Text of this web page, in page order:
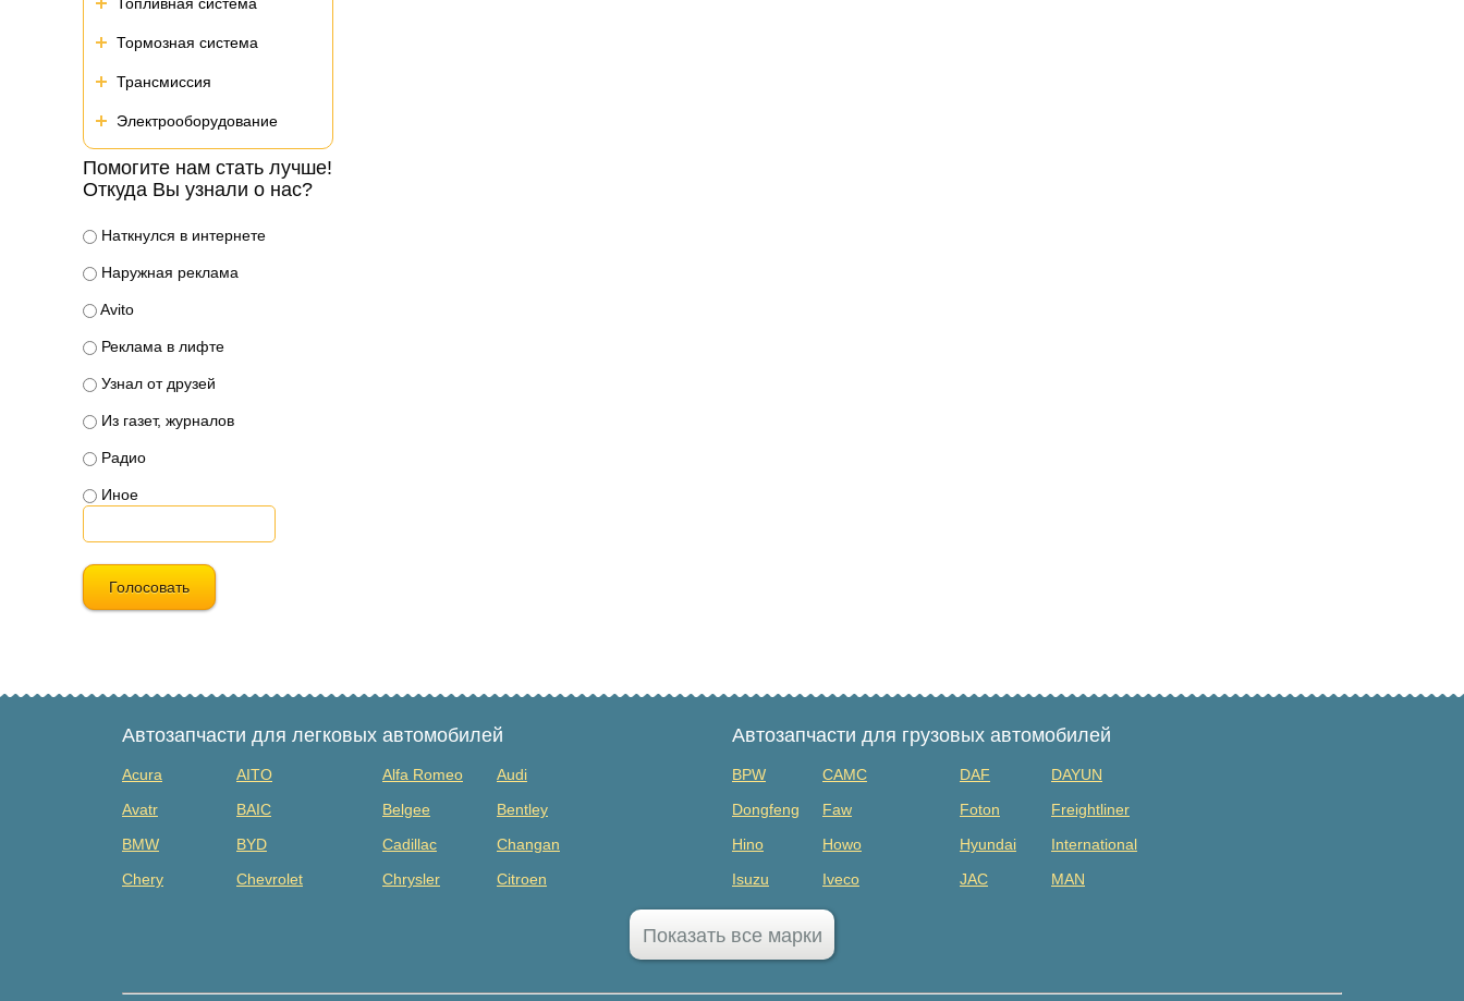
Тормозная система
Трансмиссия
Электрооборудование
Помогите нам стать лучше!
Откуда Вы узнали о нас?
Наткнулся в интернете
Наружная реклама
Avito
Реклама в лифте
Узнал от друзей
Из газет, журналов
Радио
Иное
Голосовать
Автозапчасти для легковых автомобилей
Acura AITO Alfa Romeo
Audi
Avatr
BAIC Belgee
Bentley
BMW
BYD Cadillac
Changan
Chery
Chevrolet Chrysler
Citroen
Автозапчасти для грузовых автомобилей
BPW CAMC DAF
DAYUN
Dongfeng
Faw Foton
Freightliner
Hino
Howo Hyundai
International
Isuzu
Iveco JAC
MAN
MAZ
Mercedes Benz
Scania
Показать все марки